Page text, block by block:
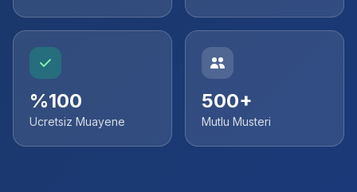
%100
Ucretsiz Muayene
500+
Mutlu Musteri